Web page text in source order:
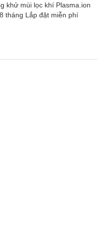
khử mùi lọc khí Plasma.ion
tháng Lắp đặt miễn phí